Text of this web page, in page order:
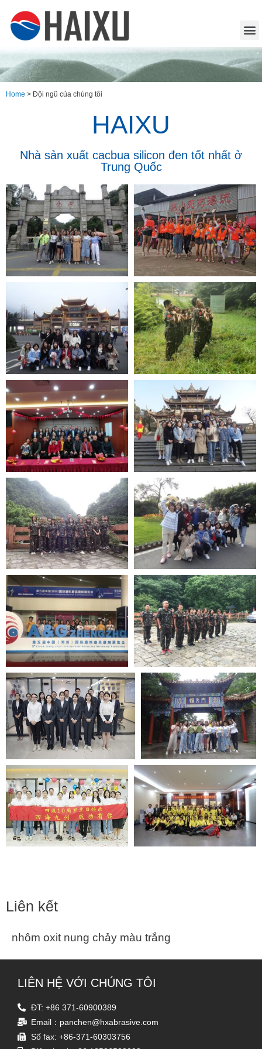
Home > Đội ngũ của chúng tôi
HAIXU
Nhà sản xuất cacbua silicon đen tốt nhất ở
Trung Quốc
Liên kết
nhôm oxit nung chảy màu trắng
LIÊN HỆ VỚI CHÚNG TÔI
ĐT: +86 371-60900389
Email：panchen@hxabrasive.com
Số fax: +86-371-60303756